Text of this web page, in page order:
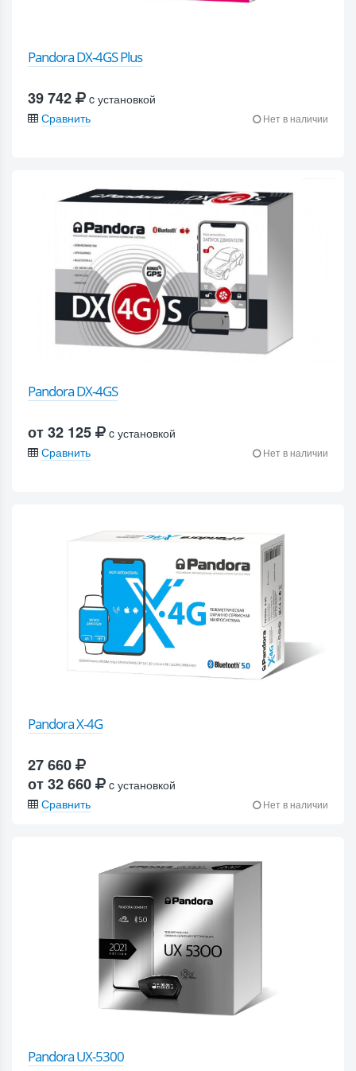
Pandora DX-4GS Plus
39 742
c установкой
Сравнить
Нет в наличии
Pandora DX-4GS
от 32 125
c установкой
Сравнить
Нет в наличии
Pandora X-4G
27 660
от 32 660
c установкой
Сравнить
Нет в наличии
Pandora UX-5300